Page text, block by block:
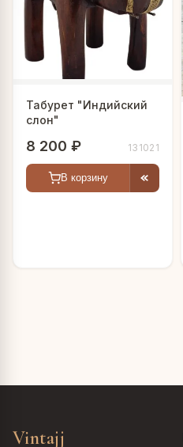
Табурет "Индийский
слон"
8 200 ₽ 131021
В корзину
Vintajj